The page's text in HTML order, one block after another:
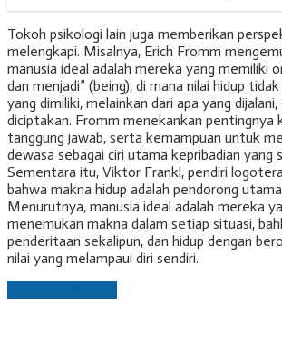
Tokoh psikologi lain juga memberikan
melengkapi. Misalnya, Erich Fromm
manusia ideal adalah mereka yang memiliki
dan menjadi” (being), di mana nilai hidup
yang dimiliki, melainkan dari apa yang dijalani,
diciptakan. Fromm menekankan pentingnya
tanggung jawab, serta kemampuan untuk
dewasa sebagai ciri utama kepribadian yang
Sementara itu, Viktor Frankl, pendiri
bahwa makna hidup adalah pendorong
Menurutnya, manusia ideal adalah mereka
menemukan makna dalam setiap situasi,
penderitaan sekalipun, dan hidup dengan
nilai yang melampaui diri sendiri.